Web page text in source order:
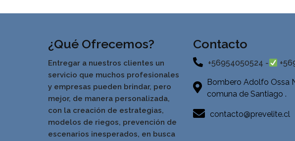
¿Qué Ofrecemos?
Entregar a nuestros clientes un
servicio que muchos profesionales
y empresas pueden brindar, pero
mejor, de manera personalizada,
con la creación de estrategias,
modelos de riegos, prevención de
escenarios inesperados, en busca
Contacto
+56954050524 -
Bombero Adolfo Ossa
comuna de Santiago .
contacto@prevelite.cl